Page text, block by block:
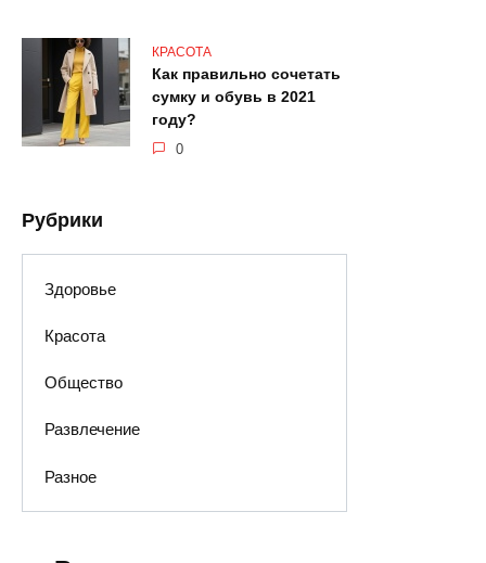
КРАСОТА
Как правильно сочетать
сумку и обувь в 2021
году?
0
Рубрики
Здоровье
Красота
Общество
Развлечение
Разное